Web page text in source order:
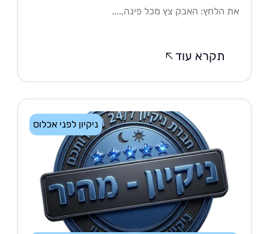
הלחץ: האבק צץ מכל פינה,....
תקרא עוד
ניקיון לפני אכלוס